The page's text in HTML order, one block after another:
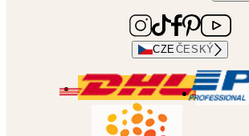
CZEČESKÝ